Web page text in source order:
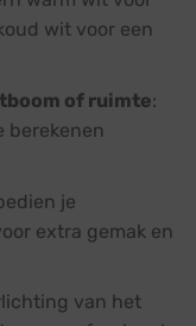
wit voor een
of ruimte:
berekenen
je
extra gemak en
van het